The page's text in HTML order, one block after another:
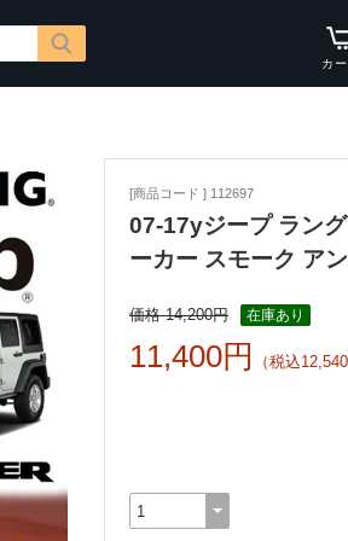
カー
[商品コード ] 112697
07-17yジープ ラン
ーカー スモーク ア
価格 14,200円 在庫あり
11,400円 （税込12,540